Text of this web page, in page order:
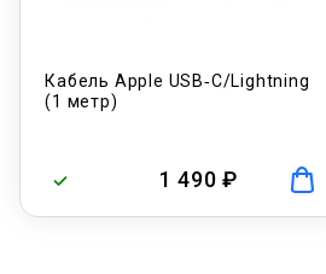
Кабель Apple USB‑C/Lightning
(1 метр)
1 490 ₽